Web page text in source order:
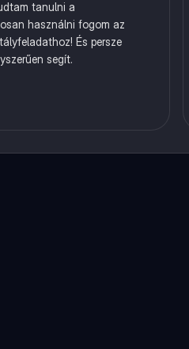
tanulni a
használni fogom az
És persze
segít.